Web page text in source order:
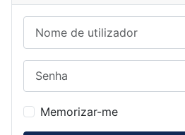
Memorizar-me